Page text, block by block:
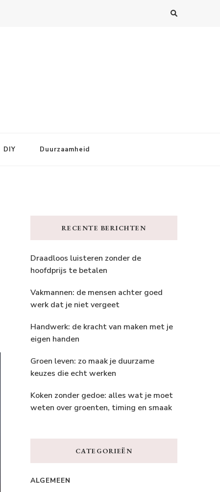
DIY Duurzaamheid
RECENTE BERICHTEN
Draadloos luisteren zonder de
hoofdprijs te betalen
Vakmannen: de mensen achter goed
werk dat je niet vergeet
Handwerk: de kracht van maken met je
eigen handen
Groen leven: zo maak je duurzame
keuzes die echt werken
Koken zonder gedoe: alles wat je moet
weten over groenten, timing en smaak
CATEGORIEËN
ALGEMEEN